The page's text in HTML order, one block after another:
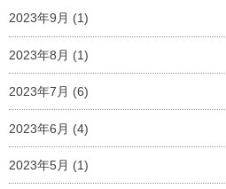
2023年9月 (1)
2023年8月 (1)
2023年7月 (6)
2023年6月 (4)
2023年5月 (1)